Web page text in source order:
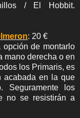
/ El Hobbit.
: 20 €
de montarlo
mano derecha o en
los Primaris, es
acabada en la que
Seguramente los
no se resistirán a